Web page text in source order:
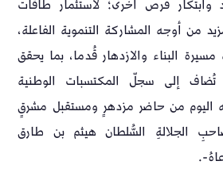
وابتكار فرص أُخرى؛ لاستثمار طاقات
من أوجه المشاركة التنموية الفاعلة،
البناء والازدهار قُدما، بما يحقق
إلى سجلّ المكتسبات الوطنية
اليوم من حاضر مزدهرٍ ومستقبل مشرقٍ
الجلالةِ السُّلطان هيثم بن طارق
.